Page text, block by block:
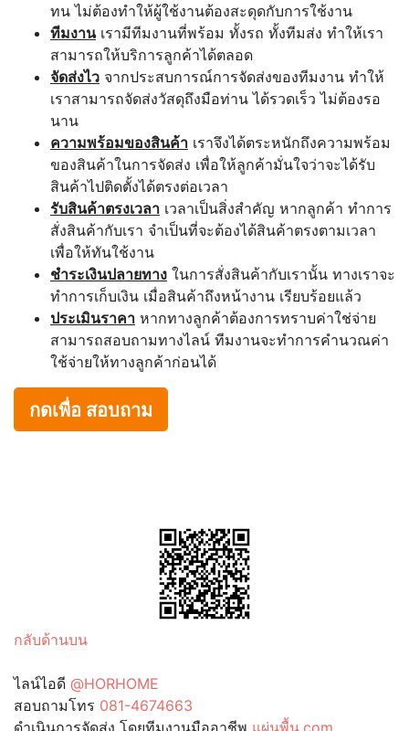
ทน ไม่ต้องทำให้ผู้ใช้งานต้องสะดุดกับการใช้งาน
ทีมงานเรามีทีมงานที่พร้อม ทั้งรถ ทั้งทีมส่ง ทำให้เรา
สามารถให้บริการลูกค้าได้ตลอด
จัดส่งไว จากประสบการณ์การจัดส่งของทีมงาน ทำให้
เราสามารถจัดส่งวัสดุถึงมือท่าน ได้รวดเร็ว ไม่ต้องรอ
นาน
ความพร้อมของสินค้า เราจึงได้ตระหนักถึงความพร้อม
ของสินค้าในการจัดส่ง เพื่อให้ลูกค้ามั่นใจว่าจะได้รับ
สินค้าไปติดตั้งได้ตรงต่อเวลา
รับสินค้าตรงเวลา เวลาเป็นสิ่งสำคัญ หากลูกค้า ทำการ
สั่งสินค้ากับเรา จำเป็นที่จะต้องได้สินค้าตรงตามเวลา
เพื่อให้ทันใช้งาน
ชำระเงินปลายทาง ในการสั่งสินค้ากับเรานั้น ทางเราจะ
ทำการเก็บเงิน เมื่อสินค้าถึงหน้างาน เรียบร้อยแล้ว
ประเมินราคา หากทางลูกค้าต้องการทราบค่าใช่จ่าย
สามารถสอบถามทางไลน์ ทีมงานจะทำการคำนวณค่า
ใช้จ่ายให้ทางลูกค้าก่อนได้
กดเพื่อ สอบถาม
กลับด้านบน
ไลน์ไอดี @HORHOME
สอบถามโทร 081-4674663